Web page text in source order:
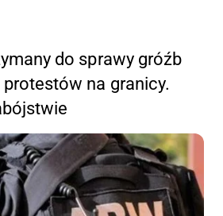
do sprawy gróźb
na granicy.